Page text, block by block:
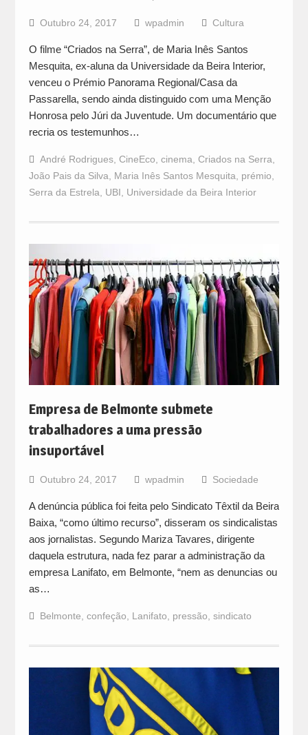
Outubro 24, 2017 wpadmin Cultura
O filme “Criados na Serra”, de Maria Inês Santos
Mesquita, ex-aluna da Universidade da Beira Interior,
venceu o Prémio Panorama Regional/Casa da
Passarella, sendo ainda distinguido com uma Menção
Honrosa pelo Júri da Juventude. Um documentário que
recria os testemunhos…
André Rodrigues, CineEco, cinema, Criados na Serra,
João Pais da Silva, Maria Inês Santos Mesquita, prémio,
Serra da Estrela, UBI, Universidade da Beira Interior
Empresa de Belmonte submete
trabalhadores a uma pressão
insuportável
Outubro 24, 2017 wpadmin Sociedade
A denúncia pública foi feita pelo Sindicato Têxtil da Beira
Baixa, “como último recurso”, disseram os sindicalistas
aos jornalistas. Segundo Mariza Tavares, dirigente
daquela estrutura, nada fez parar a administração da
empresa Lanifato, em Belmonte, “nem as denuncias ou
as…
Belmonte confeção Lanifato pressão sindicato